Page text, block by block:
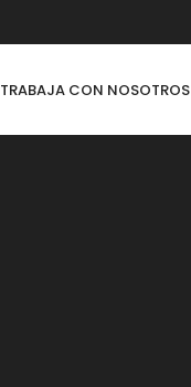
TRABAJA CON NOSOTROS